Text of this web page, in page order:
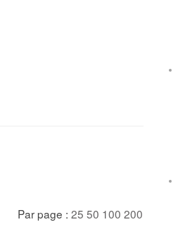
Par page : 25 50 100 200